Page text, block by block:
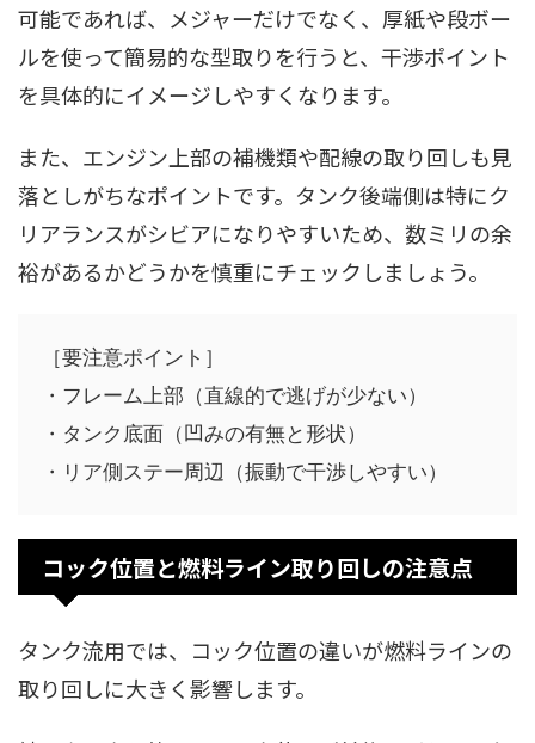
可能であれば、メジャーだけでなく、厚紙や段ボー
ルを使って簡易的な型取りを行うと、干渉ポイント
を具体的にイメージしやすくなります。
また、エンジン上部の補機類や配線の取り回しも見
落としがちなポイントです。タンク後端側は特にク
リアランスがシビアになりやすいため、数ミリの余
裕があるかどうかを慎重にチェックしましょう。
［要注意ポイント］
・フレーム上部（直線的で逃げが少ない）
・タンク底面（凹みの有無と形状）
コック位置と燃料ライン取り回しの注意点
タンク流用では、コック位置の違いが燃料ラインの
取り回しに大きく影響します。